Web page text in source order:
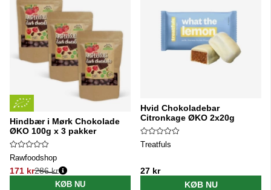
Hindbær i Mørk Chokolade
ØKO 100g x 3 pakker
Rawfoodshop
171 kr
Normalpris:
286 kr
KØB NU
Hvid Chokoladebar
Citronkage ØKO 2x20g
Treatfuls
27 kr
KØB NU